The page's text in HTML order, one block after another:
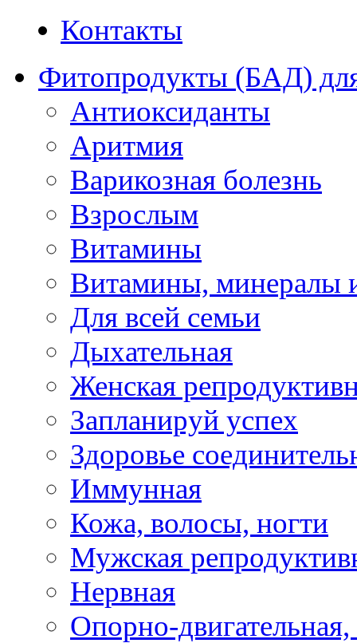
Контакты
Фитопродукты (БАД)
Антиоксиданты
Аритмия
Варикозная болезнь
Взрослым
Витамины
Витамины, минералы
Для всей семьи
Дыхательная
Женская
Запланируй успех
Здоровье
Иммунная
Кожа, волосы, ногти
Мужская
Нервная
Опорно-